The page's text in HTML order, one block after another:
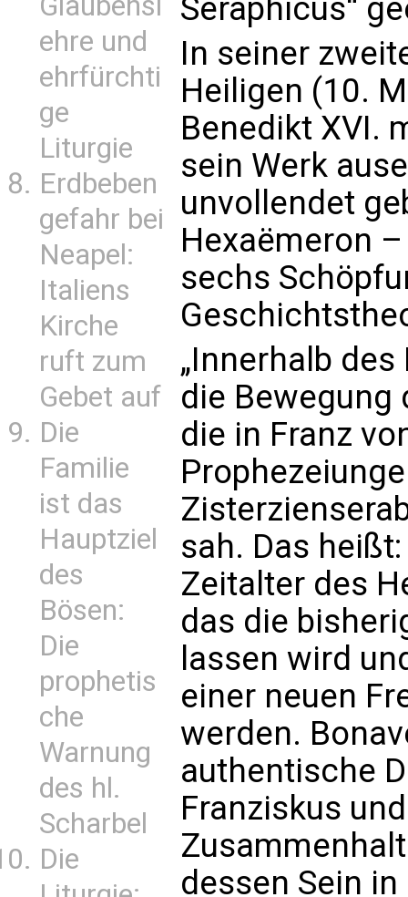
ehre und
ehrfürchti
ge
Liturgie
Erdbeben
gefahr bei
Neapel:
Italiens
Kirche
ruft zum
Gebet auf
Die
Familie
ist das
Hauptziel
des
Bösen:
Die
prophetis
che
Warnung
des hl.
Scharbel
Die
Seraphicus“
In seiner
Heiligen (10.
Benedikt XVI.
sein Werk
unvollendet
Hexaëmeron
sechs
„Innerhalb
die Bewegung
die in Franz
sah. Das
Zeitalter des
das die
lassen wird
einer neuen
werden.
authentische
Franziskus
dessen Sein